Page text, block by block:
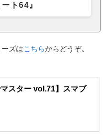
ート64』
ズはこちらからどうぞ。
マスター vol.71】スマブ